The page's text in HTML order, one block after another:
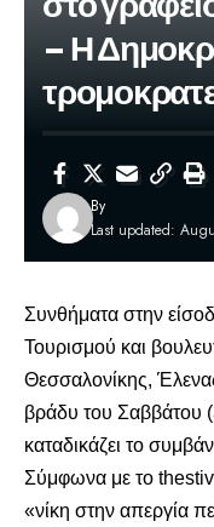
– Η
Last updated:
By
Συνθήματα στην
Τουρισμού και
Θεσσαλονίκης,
βράδυ του Σαββάτου
καταδικάζει το
Σύμφωνα με το
«νίκη στην απεργία